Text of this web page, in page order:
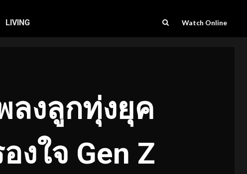
LIVING Watch Online
ลงลูกทุ่งยุค
ใจ Gen Z